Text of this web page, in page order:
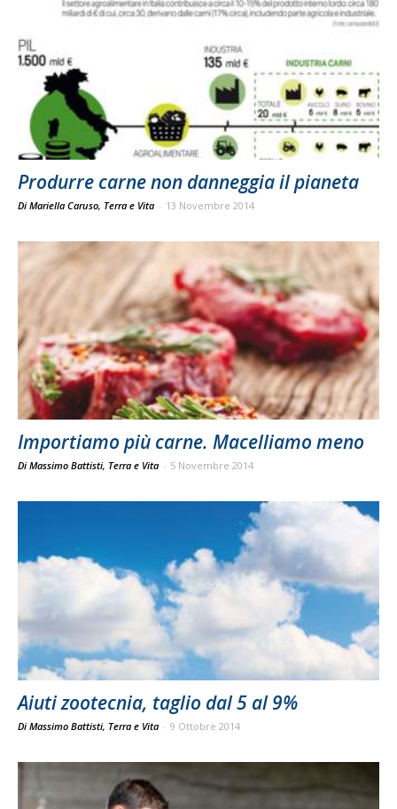
Produrre carne non danneggia il pianeta
Di Mariella Caruso, Terra e Vita - 13 Novembre 2014
Importiamo più carne. Macelliamo meno
Di Massimo Battisti, Terra e Vita - 5 Novembre 2014
Aiuti zootecnia, taglio dal 5 al 9%
Di Massimo Battisti, Terra e Vita - 9 Ottobre 2014